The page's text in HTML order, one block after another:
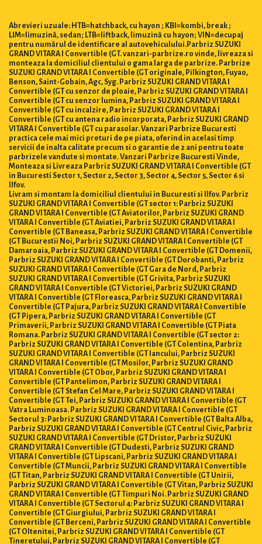
Abrevieri uzuale: HTB=hatchback, cu hayon ; KBI=kombi, break ;
LIM=limuzină, sedan; LTB=liftback, limuzină cu hayon; VIN=decupaj
pentru numărul de identificare al autovehiculului.Parbriz SUZUKI
GRAND VITARA I Convertible (GT. vanzari-parbrize.ro vinde, livreaza si
monteaza la domiciliul clientului o gama larga de parbrize. Parbrize
SUZUKI GRAND VITARA I Convertible (GT originale, Pilkington, Fuyao,
Benson, Saint-Gobain, Agc, Syg. Parbriz SUZUKI GRAND VITARA I
Convertible (GT cu senzor de ploaie, Parbriz SUZUKI GRAND VITARA I
Convertible (GT cu senzor lumina, Parbriz SUZUKI GRAND VITARA I
Convertible (GT cu incalzire, Parbriz SUZUKI GRAND VITARA I
Convertible (GT cu antena radio incorporata, Parbriz SUZUKI GRAND
VITARA I Convertible (GT cu parasolar. Vanzari Parbrize Bucuresti
practica cele mai mici preturi de pe piata, oferind in acelasi timp
servicii de inalta calitate precum si o garantie de 2 ani pentru toate
parbrizele vandute si montate. Vanzari Parbrize Bucuresti Vinde,
Monteaza si Livreaza Parbriz SUZUKI GRAND VITARA I Convertible (GT
in Bucuresti Sector 1, Sector 2, Sector 3, Sector 4, Sector 5, Sector 6 si
Ilfov.
Livram si montam la domiciliul clientului in Bucuresti si Ilfov. Parbriz
SUZUKI GRAND VITARA I Convertible (GT sector 1: Parbriz SUZUKI
GRAND VITARA I Convertible (GT Aviatorilor, Parbriz SUZUKI GRAND
VITARA I Convertible (GT Aviatiei, Parbriz SUZUKI GRAND VITARA I
Convertible (GT Baneasa, Parbriz SUZUKI GRAND VITARA I Convertible
(GT Bucurestii Noi, Parbriz SUZUKI GRAND VITARA I Convertible (GT
Damaroaia, Parbriz SUZUKI GRAND VITARA I Convertible (GT Domenii,
Parbriz SUZUKI GRAND VITARA I Convertible (GT Dorobanti, Parbriz
SUZUKI GRAND VITARA I Convertible (GT Gara de Nord, Parbriz
SUZUKI GRAND VITARA I Convertible (GT Grivita, Parbriz SUZUKI
GRAND VITARA I Convertible (GT Victoriei, Parbriz SUZUKI GRAND
VITARA I Convertible (GT Floreasca, Parbriz SUZUKI GRAND VITARA I
Convertible (GT Pajura, Parbriz SUZUKI GRAND VITARA I Convertible
(GT Pipera, Parbriz SUZUKI GRAND VITARA I Convertible (GT
Primaverii, Parbriz SUZUKI GRAND VITARA I Convertible (GT Piata
Romana. Parbriz SUZUKI GRAND VITARA I Convertible (GT sector 2:
Parbriz SUZUKI GRAND VITARA I Convertible (GT Colentina, Parbriz
SUZUKI GRAND VITARA I Convertible (GT Iancului, Parbriz SUZUKI
GRAND VITARA I Convertible (GT Mosilor, Parbriz SUZUKI GRAND
VITARA I Convertible (GT Obor, Parbriz SUZUKI GRAND VITARA I
Convertible (GT Pantelimon, Parbriz SUZUKI GRAND VITARA I
Convertible (GT Stefan Cel Mare, Parbriz SUZUKI GRAND VITARA I
Convertible (GT Tei, Parbriz SUZUKI GRAND VITARA I Convertible (GT
Vatra Luminoasa. Parbriz SUZUKI GRAND VITARA I Convertible (GT
Sectorul 3: Parbriz SUZUKI GRAND VITARA I Convertible (GT Balta Alba,
Parbriz SUZUKI GRAND VITARA I Convertible (GT Centrul Civic, Parbriz
SUZUKI GRAND VITARA I Convertible (GT Dristor, Parbriz SUZUKI
GRAND VITARA I Convertible (GT Dudesti, Parbriz SUZUKI GRAND
VITARA I Convertible (GT Lipscani, Parbriz SUZUKI GRAND VITARA I
Convertible (GT Muncii, Parbriz SUZUKI GRAND VITARA I Convertible
(GT Titan, Parbriz SUZUKI GRAND VITARA I Convertible (GT Unirii,
Parbriz SUZUKI GRAND VITARA I Convertible (GT Vitan, Parbriz SUZUKI
GRAND VITARA I Convertible (GT Timpuri Noi. Parbriz SUZUKI GRAND
VITARA I Convertible (GT Sectorul 4: Parbriz SUZUKI GRAND VITARA I
Convertible (GT Giurgiului, Parbriz SUZUKI GRAND VITARA I
Convertible (GT Berceni, Parbriz SUZUKI GRAND VITARA I Convertible
(GT Oltenitei, Parbriz SUZUKI GRAND VITARA I Convertible (GT
Tineretului, Parbriz SUZUKI GRAND VITARA I Convertible (GT